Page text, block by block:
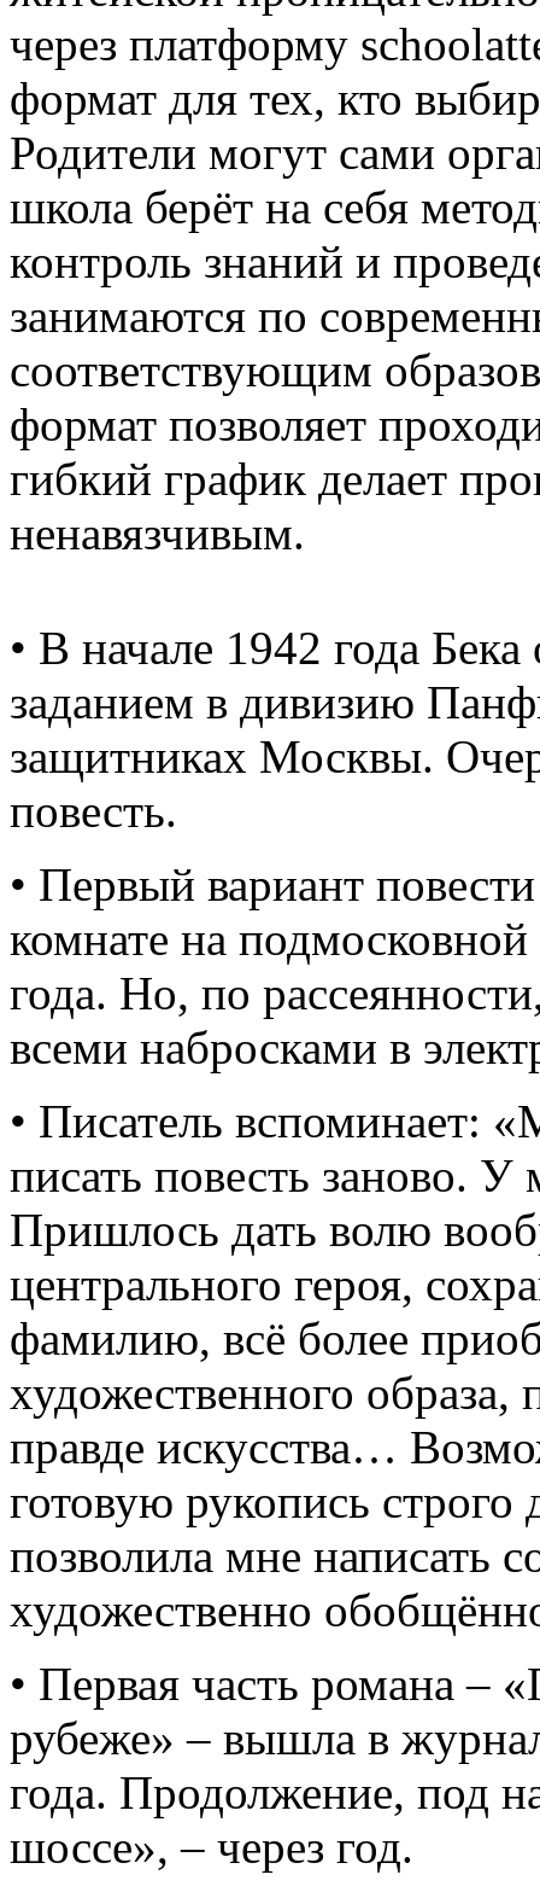
через платформу
формат для тех, кто
Родители могут сами
школа берёт на себя
контроль знаний и
занимаются по
соответствующим
формат позволяет
гибкий график делает
ненавязчивым.
• В начале 1942 года
заданием в дивизию
защитниках Москвы.
повесть.
• Первый вариант
комнате на
года. Но, по
всеми набросками в
• Писатель вспоминает:
писать повесть заново.
Пришлось дать волю
центрального героя,
фамилию, всё более
художественного образа,
правде искусства…
готовую рукопись строго
позволила мне написать
художественно
• Первая часть романа –
рубеже» – вышла в
года. Продолжение, под
шоссе», – через год.